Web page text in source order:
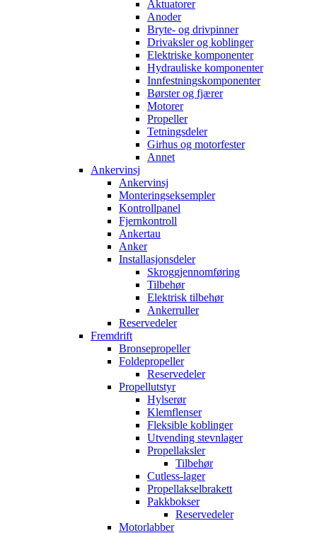
Aktuatorer
Anoder
Bryte- og drivpinner
Drivaksler og koblinger
Elektriske komponenter
Hydrauliske komponenter
Innfestningskomponenter
Børster og fjærer
Motorer
Propeller
Tetningsdeler
Girhus og motorfester
Annet
Ankervinsj
Ankervinsj
Monteringseksempler
Kontrollpanel
Fjernkontroll
Ankertau
Anker
Installasjonsdeler
Skroggjennomføring
Tilbehør
Elektrisk tilbehør
Ankerruller
Reservedeler
Fremdrift
Bronsepropeller
Foldepropeller
Reservedeler
Propellutstyr
Hylserør
Klemflenser
Fleksible koblinger
Utvending stevnlager
Propellaksler
Tilbehør
Cutless-lager
Propellakselbrakett
Pakkbokser
Reservedeler
Motorlabber